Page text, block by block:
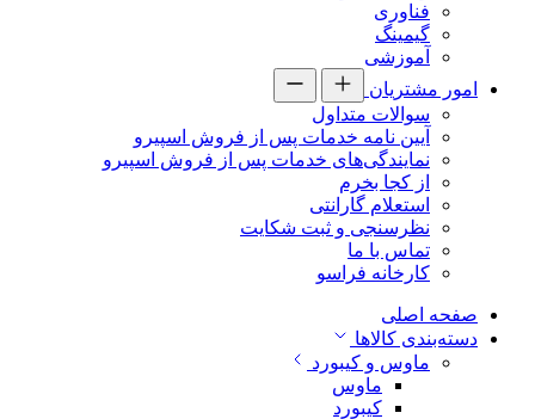
فناوری
گیمینگ
آموزشی
امور مشتریان
سوالات متداول
آیین نامه خدمات پس از فروش اسپیرو
نمایندگی‌های خدمات پس از فروش اسپیرو
از کجا بخرم
استعلام گارانتی
نظرسنجی و ثبت شکایت
تماس با ما
کارخانه فراسو
صفحه اصلی
دسته‌بندی کالاها
ماوس و کیبورد
ماوس
کیبورد